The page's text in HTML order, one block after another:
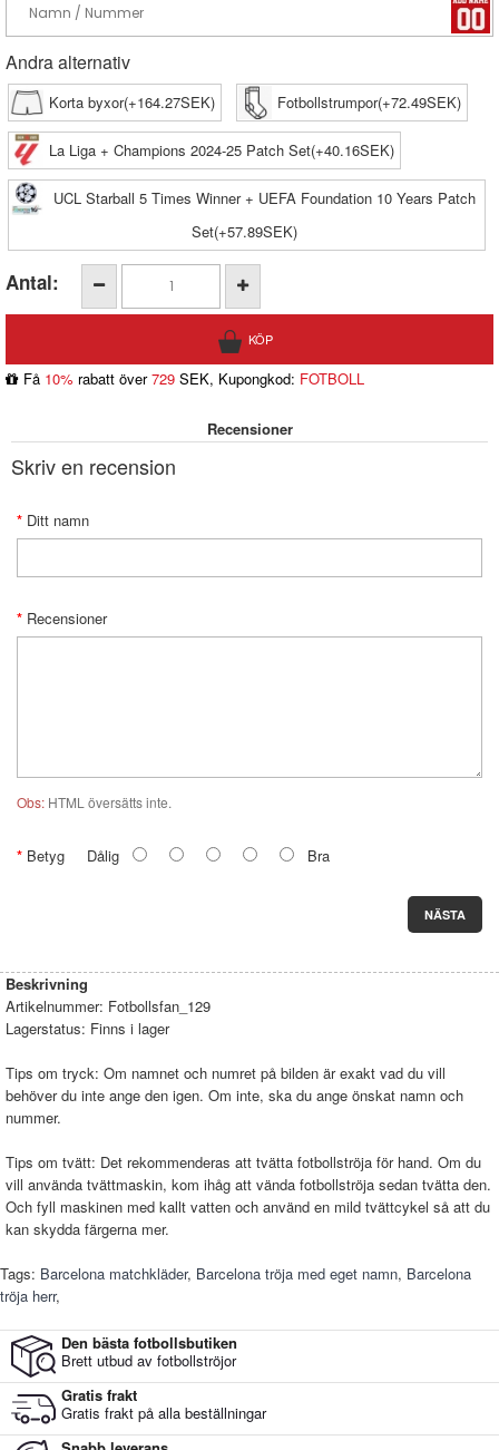
Andra alternativ
Korta byxor(+164.27SEK) Fotbollstrumpor(+72.49SEK)
La Liga + Champions 2024-25 Patch Set(+40.16SEK)
UCL Starball 5 Times Winner + UEFA Foundation 10 Years Patch
Set(+57.89SEK)
Antal:
Få 10% rabatt över729 SEK, Kupongkod: FOTBOLL
Recensioner
Skriv en recension
Ditt namn
Recensioner
Obs: HTML översätts inte.
Betyg Dålig Bra
NÄSTA
Beskrivning
Artikelnummer: Fotbollsfan_129
Lagerstatus: Finns i lager
Tips om tryck: Om namnet och numret på bilden är exakt vad du vill
behöver du inte ange den igen. Om inte, ska du ange önskat namn och
nummer.
Tips om tvätt: Det rekommenderas att tvätta fotbollströja för hand. Om du
vill använda tvättmaskin, kom ihåg att vända fotbollströja sedan tvätta den.
Och fyll maskinen med kallt vatten och använd en mild tvättcykel så att du
kan skydda färgerna mer.
Tags: Barcelona matchkläder, Barcelona tröja med eget namn, Barcelona
tröja herr,
Den bästa fotbollsbutiken
Brett utbud av fotbollströjor
Gratis frakt
Gratis frakt på alla beställningar